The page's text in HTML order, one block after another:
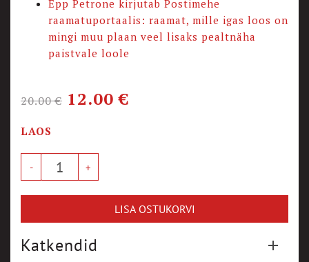
Epp Petrone kirjutab Postimehe
raamatuportaalis: raamat, mille igas loos on
mingi muu plaan veel lisaks pealtnäha
paistvale loole
20.00€ 12.00€
LAOS
LISA OSTUKORVI
Katkendid